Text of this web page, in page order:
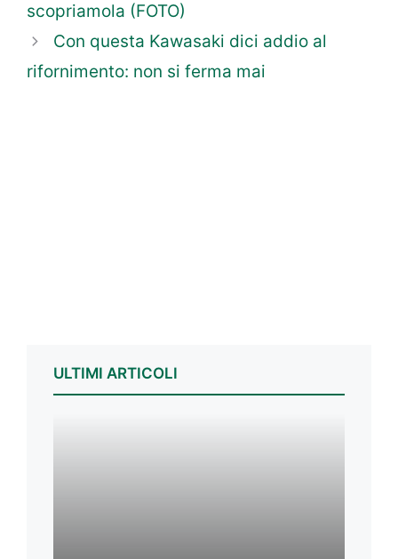
scopriamola (FOTO)
Con questa Kawasaki dici addio al
rifornimento: non si ferma mai
ULTIMI ARTICOLI